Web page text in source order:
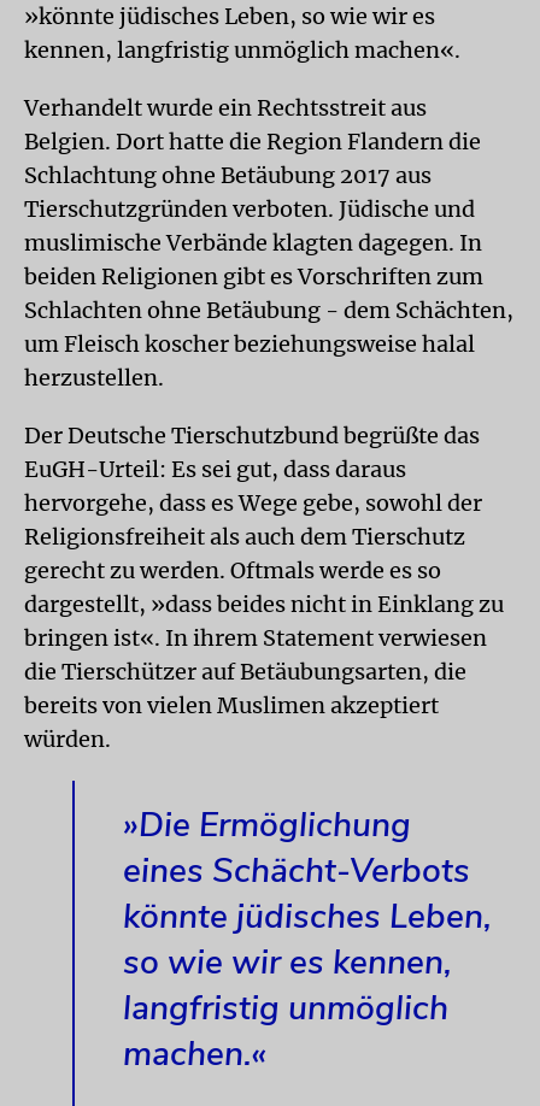
»könnte jüdisches Leben, so wie wir es
kennen, langfristig unmöglich machen«.
Verhandelt wurde ein Rechtsstreit aus
Belgien. Dort hatte die Region Flandern die
Schlachtung ohne Betäubung 2017 aus
Tierschutzgründen verboten. Jüdische und
muslimische Verbände klagten dagegen. In
beiden Religionen gibt es Vorschriften zum
Schlachten ohne Betäubung - dem Schächten,
um Fleisch koscher beziehungsweise halal
herzustellen.
Der Deutsche Tierschutzbund begrüßte das
EuGH-Urteil: Es sei gut, dass daraus
hervorgehe, dass es Wege gebe, sowohl der
Religionsfreiheit als auch dem Tierschutz
gerecht zu werden. Oftmals werde es so
dargestellt, »dass beides nicht in Einklang zu
bringen ist«. In ihrem Statement verwiesen
die Tierschützer auf Betäubungsarten, die
bereits von vielen Muslimen akzeptiert
würden.
»Die Ermöglichung
eines Schächt-Verbots
könnte jüdisches Leben,
so wie wir es kennen,
langfristig unmöglich
machen.«